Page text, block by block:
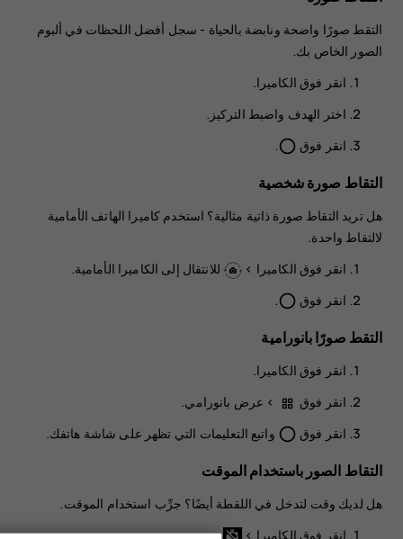
التقط صورًا واضحة ونابضة بالحياة - سجل أفضل اللحظات في ألبوم
الصور الخاص بك.
انقر فوق الكاميرا.
اختر الهدف واضبط التركيز.
انقر فوق panorama_fish_eye
.
التقاط صورة شخصية
هل تريد التقاط صورة ذاتية مثالية؟ استخدم كاميرا الهاتف الأمامية
لالتقاط واحدة.
انقر فوق الكاميرا >
للانتقال إلى الكاميرا الأمامية.
انقر فوق panorama_fish_eye
.
التقط صورًا بانورامية
انقر فوق الكاميرا.
انقر فوق
> عرض بانورامي.
انقر فوق panorama_fish_eye واتبع التعليمات التي تظهر على شاشة هاتفك.
التقاط الصور باستخدام الموقت
هل لديك وقت لتدخل في اللقطة أيضًا؟ جرِّب استخدام الموقت.
انقر فوق الكاميرا >
.